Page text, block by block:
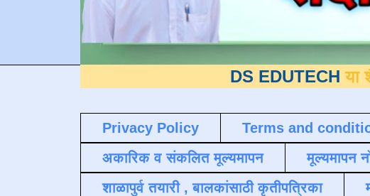
DS EDUTECH या शैक्षणिक
Privacy Policy Terms and
अकारिक व संकलित मूल्यमापन
मूल्यमापन
शाळापुर्व तयारी , बालकांसाठी कृतीपत्रिका